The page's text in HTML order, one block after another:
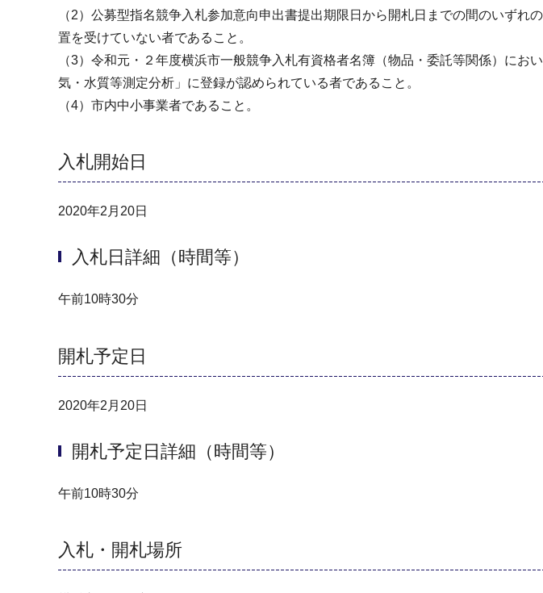
（2）公募型指名競争入札参加意向申出書提出期限日から開札日までの間のいず
置を受けていない者であること。
（3）令和元・２年度横浜市一般競争入札有資格者名簿（物品・委託等関係）に
気・水質等測定分析」に登録が認められている者であること。
（4）市内中小事業者であること。
入札開始日
2020年2月20日
入札日詳細（時間等）
午前10時30分
開札予定日
2020年2月20日
開札予定日詳細（時間等）
午前10時30分
入札・開札場所